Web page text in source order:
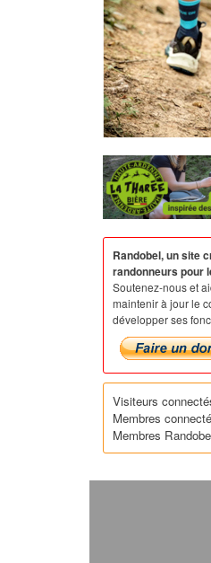
Randobel, un site
randonneurs pour
Soutenez-nous et
maintenir à jour le
développer ses
Visiteurs
Membres
Membres